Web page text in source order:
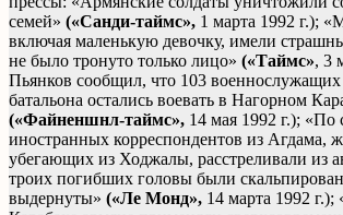
семей» («Санди-таймс», 1 марта 1992 г.);
включая маленькую девочку, имели
не было тронуто только лицо» («Таймс», 3
Пьянков сообщил, что 103 военнослужащих
батальона остались воевать в Нагорном
(«Файненшнл-таймс», 14 мая 1992 г.);
иностранных корреспондентов из Агдама,
убегающих из Ходжалы, расстреливали из
троих погибших головы были
выдернуты» («Ле Монд», 14 марта 1992